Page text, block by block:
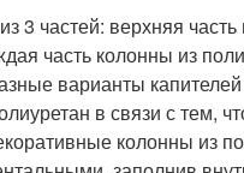
3 частей: верхняя
часть колонны из
варианты
в связи с тем,
колонны из